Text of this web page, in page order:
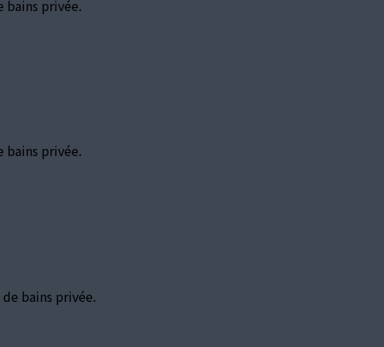
bains privée.
bains privée.
bains privée.